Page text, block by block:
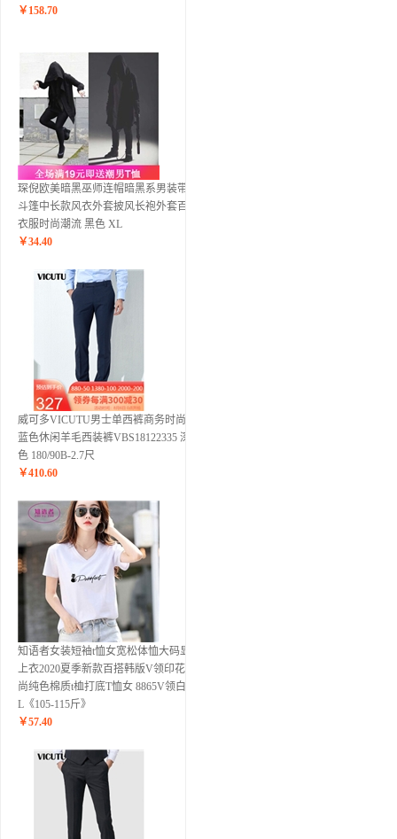
￥ 158.70
琛倪欧美暗黑巫师连帽暗黑系男装带帽
斗篷中长款风衣外套披风长袍外套百搭
衣服时尚潮流 黑色 XL
￥34.40
威可多VICUTU男士单西裤商务时尚深
蓝色休闲羊毛西装裤VBS18122335 深蓝
色 180/90B-2.7尺
￥410.60
知语者女装短袖t恤女宽松体恤大码显瘦
上衣2020夏季新款百搭韩版V领印花时
尚纯色棉质t桖打底T恤女 8865V领白色
L《105-115斤》
￥57.40